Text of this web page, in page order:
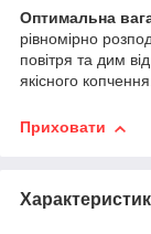
Оптимальна
рівномірно
повітря та дим
якісного
Приховати